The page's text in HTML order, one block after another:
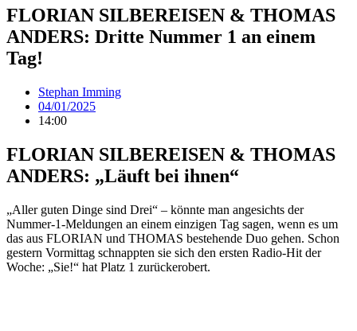
FLORIAN SILBEREISEN & THOMAS
ANDERS: Dritte Nummer 1 an einem
Tag!
Stephan Imming
04/01/2025
14:00
FLORIAN SILBEREISEN & THOMAS
ANDERS: „Läuft bei ihnen“
„Aller guten Dinge sind Drei“ – könnte man angesichts der
Nummer-1-Meldungen an einem einzigen Tag sagen, wenn es um
das aus FLORIAN und THOMAS bestehende Duo gehen. Schon
gestern Vormittag schnappten sie sich den ersten Radio-Hit der
Woche: „Sie!“ hat Platz 1 zurückerobert.